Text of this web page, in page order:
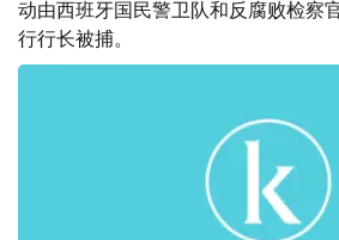
动由西班牙国民警卫队和反腐败检察
行行长被捕。